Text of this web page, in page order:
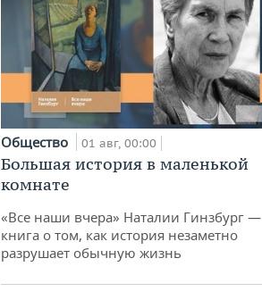
Общество 01 авг, 00:00
Большая история в маленькой
комнате
«Все наши вчера» Наталии Гинзбург —
книга о том, как история незаметно
разрушает обычную жизнь